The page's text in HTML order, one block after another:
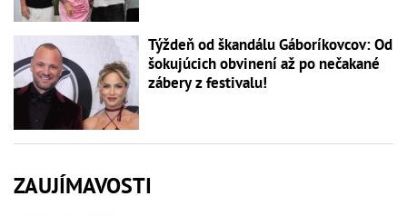
Týždeň od škandálu Gáboríkovcov: Od
šokujúcich obvinení až po nečakané
zábery z festivalu!
ZAUJÍMAVOSTI